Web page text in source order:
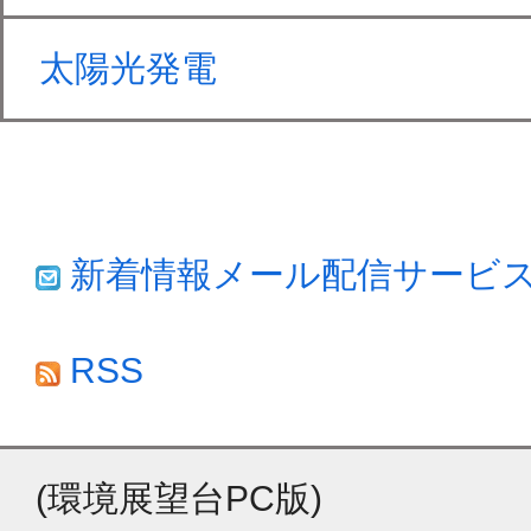
太陽光発電
新着情報メール配信サービ
RSS
(環境展望台PC版)